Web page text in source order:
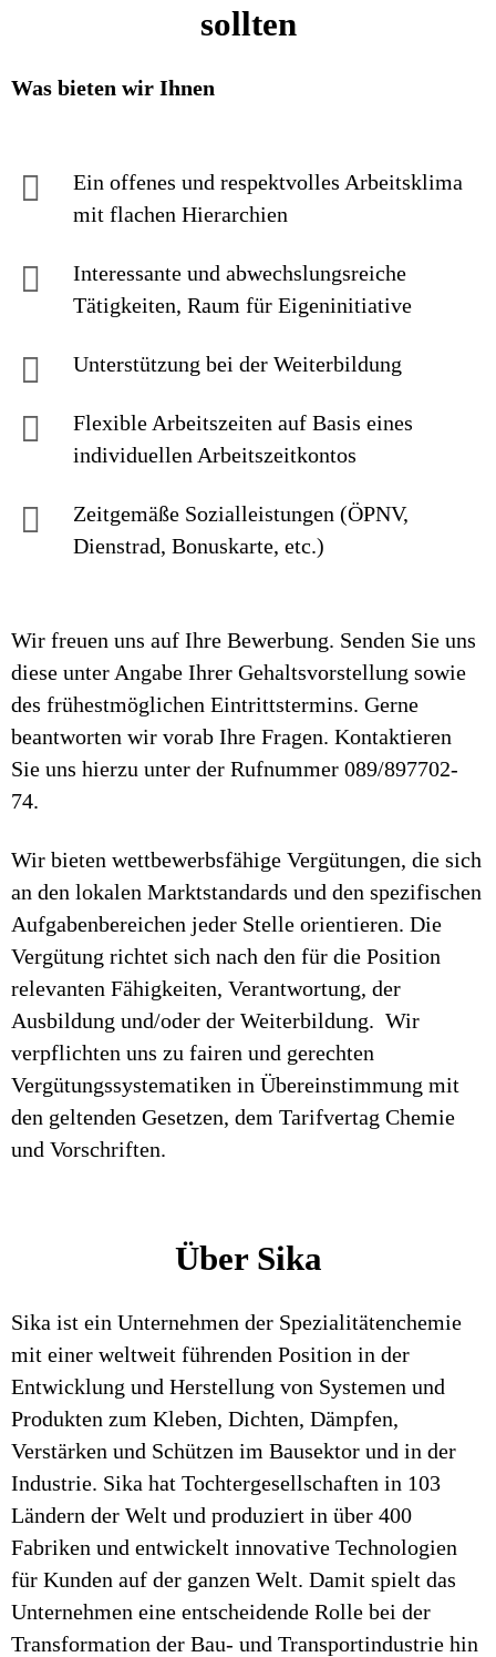
sollten
Was bieten wir Ihnen
Ein offenes und respektvolles Arbeitsklima
mit flachen Hierarchien
Interessante und abwechslungsreiche
Tätigkeiten, Raum für Eigeninitiative
Unterstützung bei der Weiterbildung
Flexible Arbeitszeiten auf Basis eines
individuellen Arbeitszeitkontos
Zeitgemäße Sozialleistungen (ÖPNV,
Dienstrad, Bonuskarte, etc.)
Wir freuen uns auf Ihre Bewerbung. Senden Sie uns
diese unter Angabe Ihrer Gehaltsvorstellung sowie
des frühestmöglichen Eintrittstermins. Gerne
beantworten wir vorab Ihre Fragen. Kontaktieren
Sie uns hierzu unter der Rufnummer 089/897702-
74.
Wir bieten wettbewerbsfähige Vergütungen, die sich
an den lokalen Marktstandards und den spezifischen
Aufgabenbereichen jeder Stelle orientieren. Die
Vergütung richtet sich nach den für die Position
relevanten Fähigkeiten, Verantwortung, der
Ausbildung und/oder der Weiterbildung. Wir
verpflichten uns zu fairen und gerechten
Vergütungssystematiken in Übereinstimmung mit
den geltenden Gesetzen, dem Tarifvertag Chemie
und Vorschriften.
Über Sika
Sika ist ein Unternehmen der Spezialitätenchemie
mit einer weltweit führenden Position in der
Entwicklung und Herstellung von Systemen und
Produkten zum Kleben, Dichten, Dämpfen,
Verstärken und Schützen im Bausektor und in der
Industrie. Sika hat Tochtergesellschaften in 103
Ländern der Welt und produziert in über 400
Fabriken und entwickelt innovative Technologien
für Kunden auf der ganzen Welt. Damit spielt das
Unternehmen eine entscheidende Rolle bei der
Transformation der Bau- und Transportindustrie hin